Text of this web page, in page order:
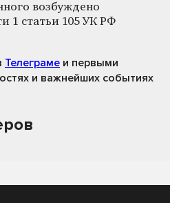
возбуждено
1 статьи 105 УК РФ
Телеграме и первыми
и важнейших событиях